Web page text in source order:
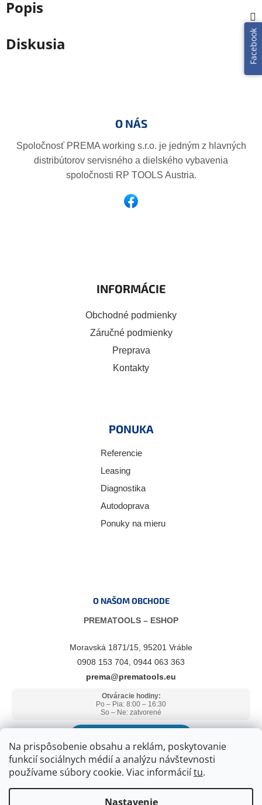
Na prispôsobenie obsahu a reklám, poskytovanie
funkcií sociálnych médií a analýzu návštevnosti
používame súbory cookie. Viac informáciítu.
Nastavenie
Popis
Diskusia
O NÁS
Spoločnosť PREMA working s.r.o. je jedným z hlavných
distribútorov servisného a dielského vybavenia
spoločnosti RP TOOLS Austria.
INFORMÁCIE
Obchodné podmienky
Záručné podmienky
Preprava
Kontakty
PONUKA
Referencie
Leasing
Diagnostika
Autodoprava
Ponuky na mieru
O NAŠOM OBCHODE
PREMATOOLS – ESHOP
Moravská 1871/15, 95201 Vráble
0908 153 704, 0944 063 363
prema@prematools.eu
Otváracie hodiny:
Po – Pia: 8:00 – 16:30
So – Ne: zatvorené
Facebook